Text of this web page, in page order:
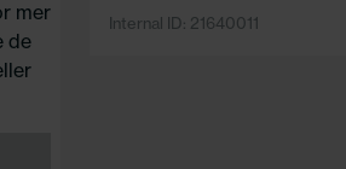
mer
de
Internal ID: 21640011